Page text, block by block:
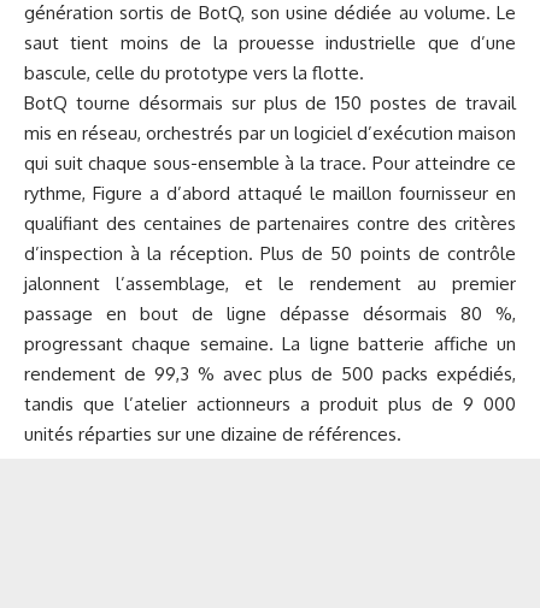
génération sortis de BotQ, son usine dédiée au volume. Le
saut tient moins de la prouesse industrielle que d’une
bascule, celle du prototype vers la flotte.
BotQ tourne désormais sur plus de 150 postes de travail
mis en réseau, orchestrés par un logiciel d’exécution maison
qui suit chaque sous-ensemble à la trace. Pour atteindre ce
rythme, Figure a d’abord attaqué le maillon fournisseur en
qualifiant des centaines de partenaires contre des critères
d’inspection à la réception. Plus de 50 points de contrôle
jalonnent l’assemblage, et le rendement au premier
passage en bout de ligne dépasse désormais 80 %,
progressant chaque semaine. La ligne batterie affiche un
rendement de 99,3 % avec plus de 500 packs expédiés,
tandis que l’atelier actionneurs a produit plus de 9 000
unités réparties sur une dizaine de références.